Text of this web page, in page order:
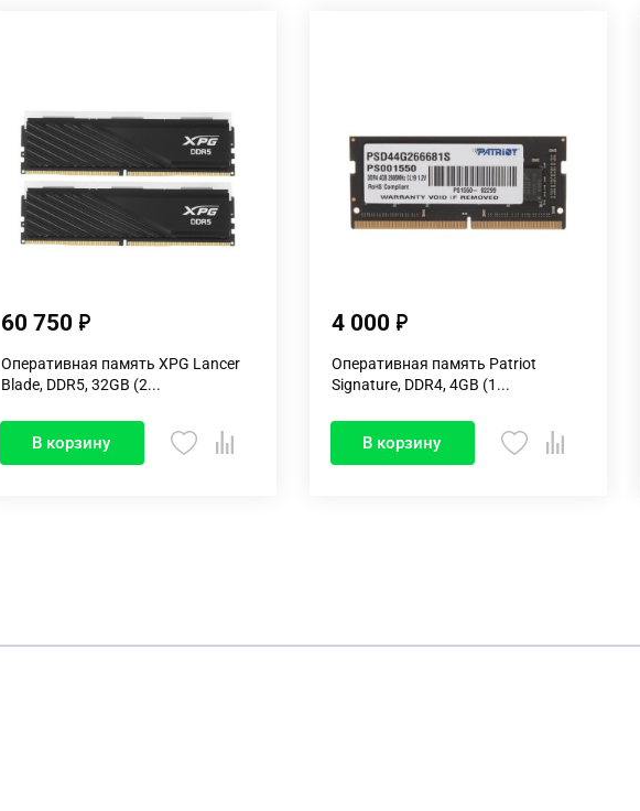
60 750
Оперативная память XPG Lancer
Blade, DDR5, 32GB (2...
В корзину
4 000
Оперативная память Patriot
Signature, DDR4, 4GB (1...
В корзину